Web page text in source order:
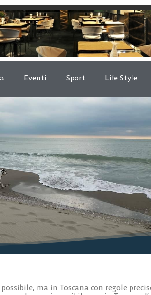
Eventi Sport Life Style
ma in Toscana con regole